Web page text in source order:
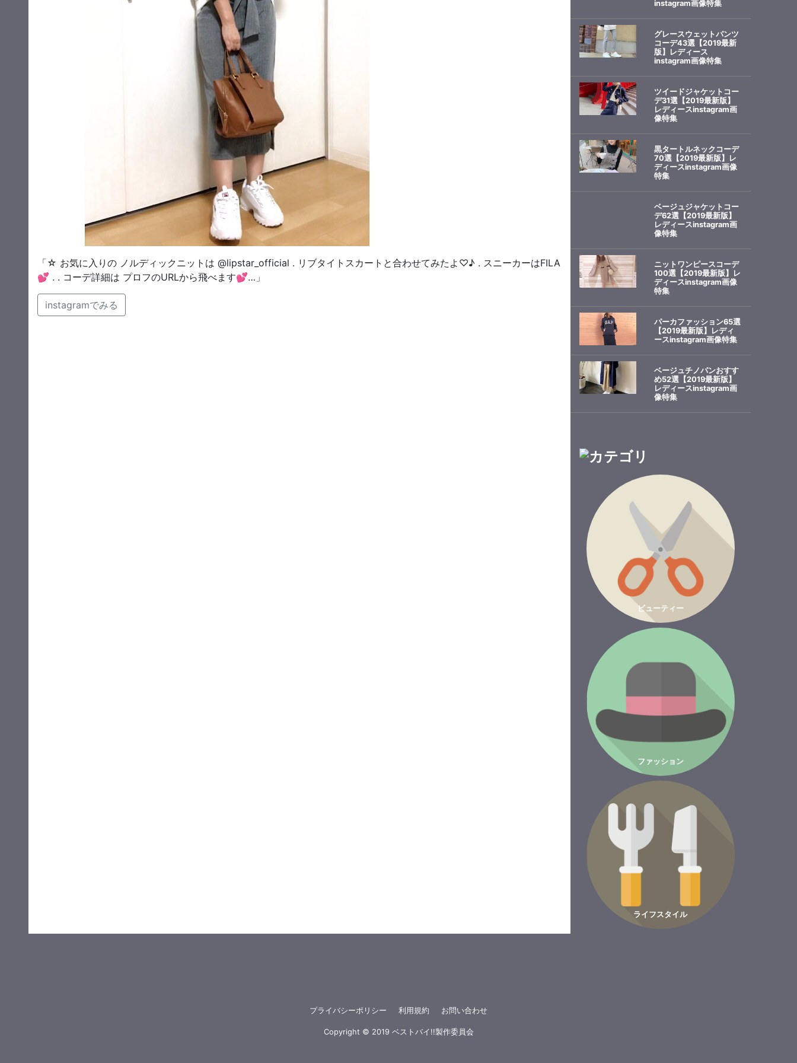
「☆ お気に入りの ノルディックニットは @lipstar_official . リブタイトスカートと合わせてみたよ♡♪ . スニーカーはFILA
💕 . . コーデ詳細は プロフのURLから飛べます💕…」
instagramでみる
instagram画像特集
グレースウェットパンツ
コーデ43選【2019最新
版】レディース
instagram画像特集
ツイードジャケットコー
デ31選【2019最新版】
レディースinstagram画
像特集
黒タートルネックコーデ
70選【2019最新版】レ
ディースinstagram画像
特集
ベージュジャケットコー
デ62選【2019最新版】
レディースinstagram画
像特集
ニットワンピースコーデ
100選【2019最新版】レ
ディースinstagram画像
特集
パーカファッション65選
【2019最新版】レディ
ースinstagram画像特集
ベージュチノパンおすす
め52選【2019最新版】
レディースinstagram画
像特集
ビューティー
ファッション
ライフスタイル
プライバシーポリシー 利用規約 お問い合わせ
Copyright © 2019 ベストバイ!!製作委員会